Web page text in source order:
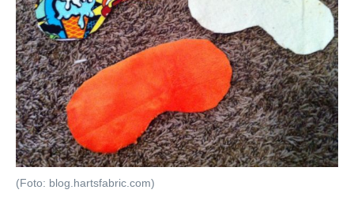
(Foto: blog.hartsfabric.com)